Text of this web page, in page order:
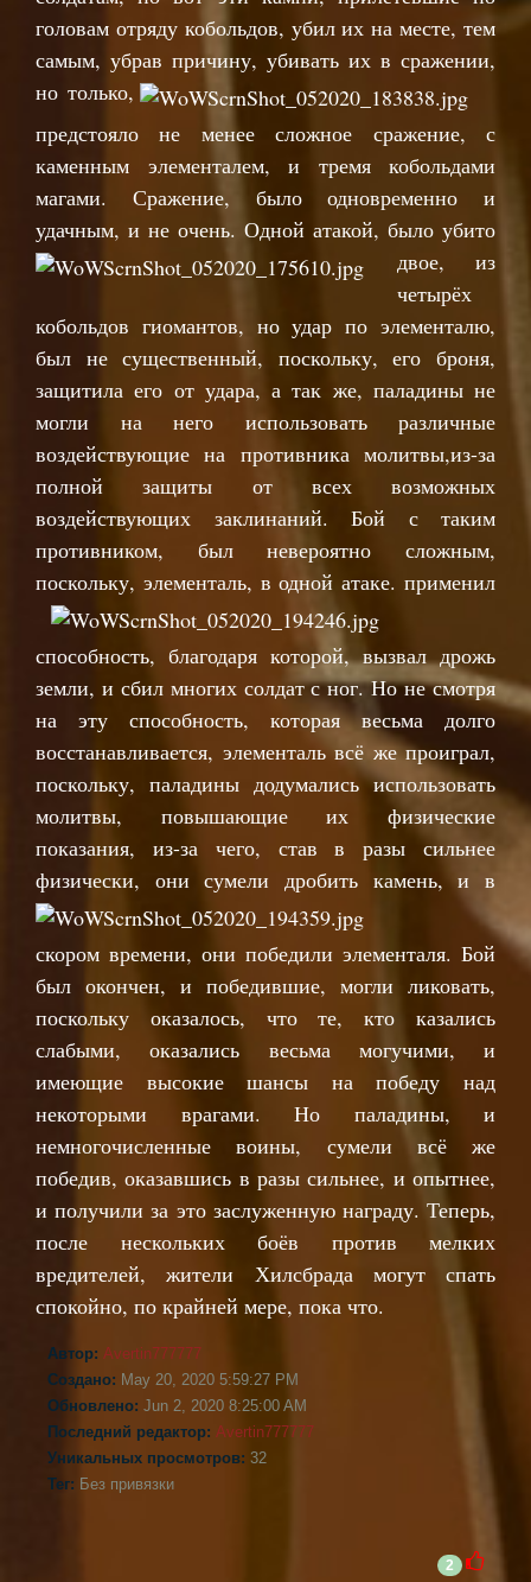
головам отряду кобольдов, убил их на месте, тем
самым, убрав причину, убивать их в сражении,
но только,
предстояло не менее сложное сражение, с
каменным элементалем, и тремя кобольдами
магами. Сражение, было одновременно и
удачным, и не очень. Одной атакой, было убито
двое, из
четырёх
кобольдов гиомантов, но удар по элементалю,
был не существенный, поскольку, его броня,
защитила его от удара, а так же, паладины не
могли на него использовать различные
воздействующие на противника молитвы,из-за
полной защиты от всех возможных
воздействующих заклинаний. Бой с таким
противником, был невероятно сложным,
поскольку, элементаль, в одной атаке. применил
способность, благодаря которой, вызвал дрожь
земли, и сбил многих солдат с ног. Но не смотря
на эту способность, которая весьма долго
восстанавливается, элементаль всё же проиграл,
поскольку, паладины додумались использовать
молитвы, повышающие их физические
показания, из-за чего, став в разы сильнее
физически, они сумели дробить камень, и в
скором времени, они победили элементаля. Бой
был окончен, и победившие, могли ликовать,
поскольку оказалось, что те, кто казались
слабыми, оказались весьма могучими, и
имеющие высокие шансы на победу над
некоторыми врагами. Но паладины, и
немногочисленные воины, сумели всё же
победив, оказавшись в разы сильнее, и опытнее,
и получили за это заслуженную награду. Теперь,
после нескольких боёв против мелких
вредителей, жители Хилсбрада могут спать
спокойно, по крайней мере, пока что.
Автор: Avertin777777
Создано: May 20, 2020 5:59:27 PM
Обновлено: Jun 2, 2020 8:25:00 AM
Последний редактор: Avertin777777
Уникальных просмотров: 32
Тег: Без привязки
2